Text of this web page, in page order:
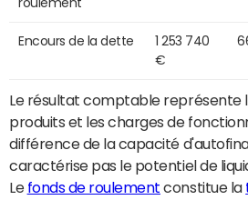
Encours de la dette
1 253 740
€
Le résultat comptable représente
produits et les charges de
différence de la capacité
caractérise pas le potentiel de
Le fonds de roulement constitue la